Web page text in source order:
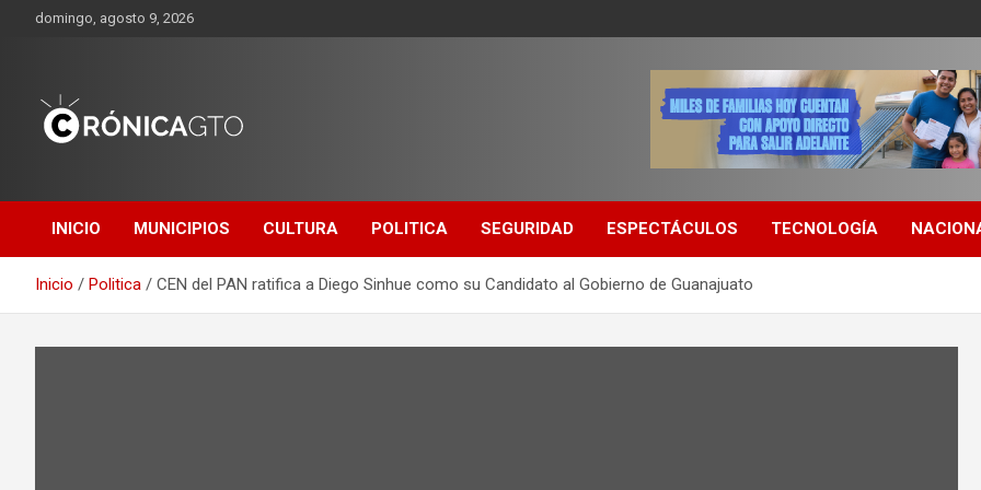
domingo, agosto 9, 2026
GUANAJUATO
INICIO MUNICIPIOS CULTURA POLITICA SEGURIDAD ESPECTÁCULOS TECNOLOGÍA
Inicio Politica CEN del PAN ratifica a Diego Sinhue como su Candidato al Gobierno de Guanajuato